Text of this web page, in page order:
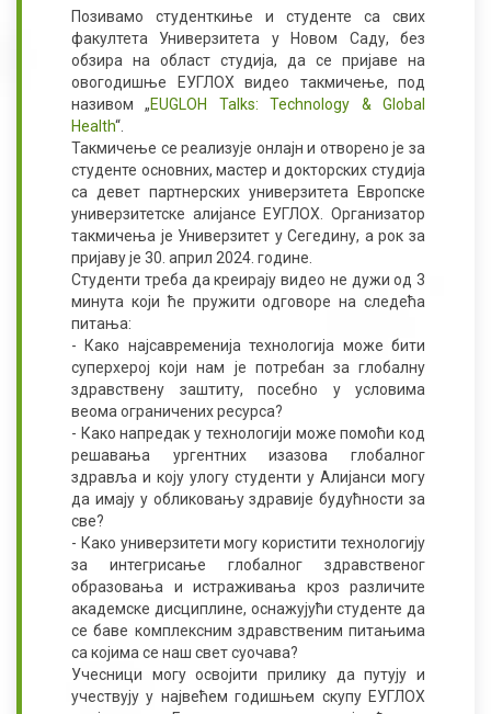
Позивамо студенткиње и студенте са свих
факултета Универзитета у Новом Саду, без
обзира на област студија, да се пријаве на
овогодишње ЕУГЛОХ видео такмичење, под
називом„EUGLOH Talks: Technology & Global
Health“
Такмичење се реализује онлајн и отворено је за
студенте основних, мастер и докторских студија
са девет партнерских универзитета Европске
универзитетске алијансе ЕУГЛОХ. Организатор
такмичења је Универзитет у Сегедину, а рок за
пријаву је 30. април 2024. године.
Студенти треба да креирају видео не дужи од 3
минута који ће пружити одговоре на следећа
питања:
- Како најсавременија технологија може бити
суперхерој који нам је потребан за глобалну
здравствену заштиту, посебно у условима
веома ограничених ресурса?
- Како напредак у технологији може помоћи код
решавања ургентних изазова глобалног
здравља и коју улогу студенти у Алијанси могу
да имају у обликовању здравије будућности за
све?
- Како универзитети могу користити технологију
за интегрисање глобалног здравственог
образовања и истраживања кроз различите
академске дисциплине, оснажујући студенте да
се баве комплексним здравственим питањима
са којима се наш свет суочава?
Учесници могу освојити прилику да путују и
учествују у највећем годишњем скупу ЕУГЛОХ